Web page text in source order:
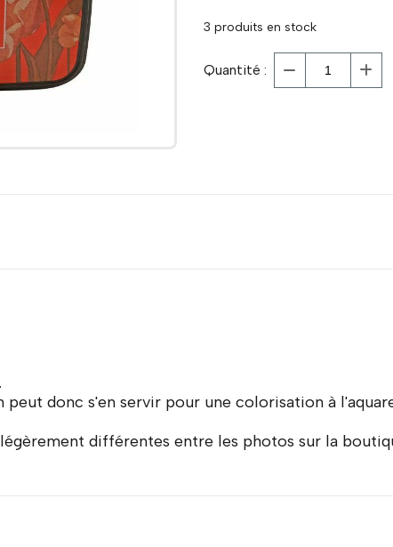
3 produits en stock
Quantité :
donc s'en servir pour une colorisation à
différentes entre les photos sur la